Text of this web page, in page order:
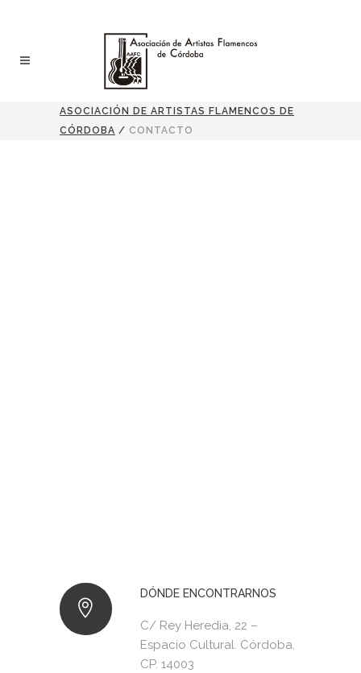
ASOCIACIÓN DE ARTISTAS FLAMENCOS DE
CÓRDOBA / CONTACTO
DÓNDE ENCONTRARNOS
C/ Rey Heredia, 22 –
Espacio Cultural. Córdoba.
CP. 14003